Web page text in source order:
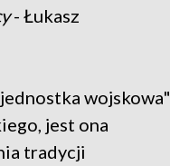
- Łukasz
wojskowa"
jest ona
tradycji